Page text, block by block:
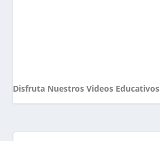
Disfruta Nuestros Videos Educativos